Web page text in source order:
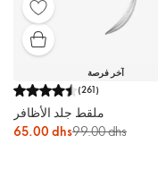
آخر فرصة
(261)
ملقط جلد الأظافر
65.00 dhs99.00 dhs